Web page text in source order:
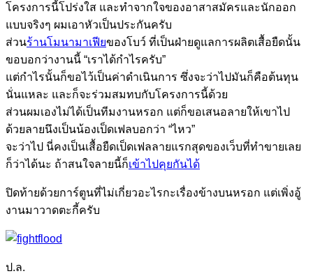
โครงการนี้โปร่งใส และทำจากใจของอาสาสมัครและนักออก
แบบจริงๆ ผมเอาหัวเป็นประกันครับ
ส่วนร้านโมนามาเฟียของโบว์ ที่เป็นฝ่ายดูแลการผลิตเสื้อยืดนั้น
ขอบอกว่างานนี้ “เราได้กำไรครับ”
แต่กำไรนั้นก็ขอไว้เป็นค่าดำเนินการ ซึ่งจะว่าไปมันก็คือต้นทุน
นั่นแหละ และก็จะร่วมสมทบกับโครงการนี้ด้วย
ส่วนผมเองไม่ได้เป็นทีมงานหรอก แต่ก็ขอเสนอลายให้เขาไป
ด้วยลายนึงเป็นน้องเป็ดเฟลบอกว่า “ไหว”
จะว่าไป นี่คงเป็นเสื้อยืดเป็ดเฟลลายแรกสุดของเว็บที่ทำขายเลย
ก็ว่าได้นะ ถ้าสนใจลายนี้ก็เข้าไปคุยกันได้
ปิดท้ายด้วยการ์ตูนที่ไม่เกี่ยวอะไรกะเรื่องข้างบนหรอก แต่เพิ่งอู้
งานมาวาดตะกี้ครับ
ป.ล.